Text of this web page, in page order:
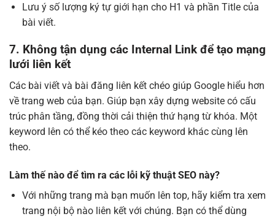
Lưu ý số lượng ký tự giới hạn cho H1 và phần Title của
bài viết.
7. Không tận dụng các Internal Link để tạo mạng
lưới liên kết
Các bài viết và bài đăng liên kết chéo giúp Google hiểu hơn
về trang web của bạn. Giúp bạn xây dựng website có cấu
trúc phân tầng, đồng thời cải thiện thứ hạng từ khóa. Một
keyword lên có thể kéo theo các keyword khác cùng lên
theo.
Làm thế nào để tìm ra các lỗi kỹ thuật SEO này?
Với những trang mà bạn muốn lên top, hãy kiểm tra xem
trang nội bộ nào liên kết với chúng. Bạn có thể dùng